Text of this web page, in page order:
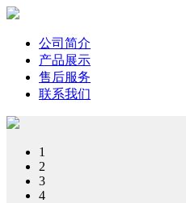
公司简介
产品展示
售后服务
联系我们
1
2
3
4